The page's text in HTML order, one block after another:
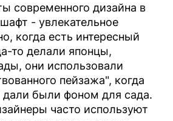
современного дизайна в
- увлекательное
когда есть интересный
то делали японцы,
они использовали
пейзажа", когда
были фоном для сада.
часто используют